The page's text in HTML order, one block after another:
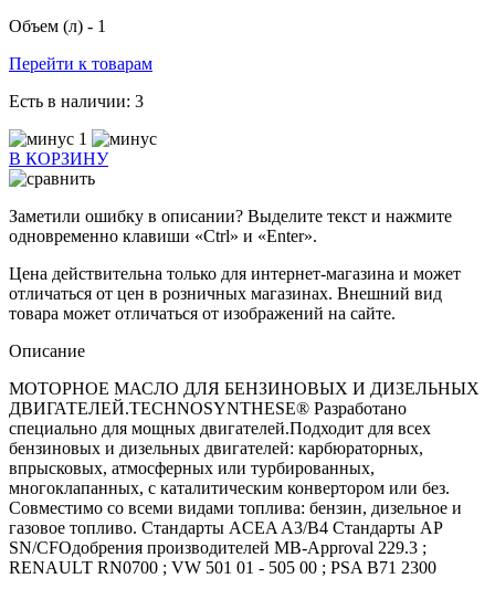
Объем (л) - 1
Перейти к товарам
Есть в наличии: 3
1
В КОРЗИНУ
Заметили ошибку в описании? Выделите текст и нажмите
одновременно клавиши «Ctrl» и «Enter».
Цена действительна только для интернет-магазина и может
отличаться от цен в розничных магазинах. Внешний вид
товара может отличаться от изображений на сайте.
Описание
МОТОРНОЕ МАСЛО ДЛЯ БЕНЗИНОВЫХ И ДИЗЕЛЬНЫХ
ДВИГАТЕЛЕЙ.TECHNOSYNTHESE® Разработано
специально для мощных двигателей.Подходит для всех
бензиновых и дизельных двигателей: карбюраторных,
впрысковых, атмосферных или турбированных,
многоклапанных, с каталитическим конвертором или без.
Совместимо со всеми видами топлива: бензин, дизельное и
газовое топливо. Стандарты ACEA A3/B4 Стандарты AP
SN/CFОдобрения производителей MB-Approval 229.3 ;
RENAULT RN0700 ; VW 501 01 - 505 00 ; PSA B71 2300